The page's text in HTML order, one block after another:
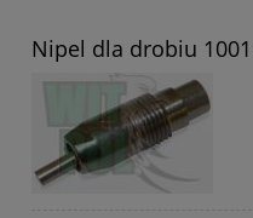
Nipel dla drobiu